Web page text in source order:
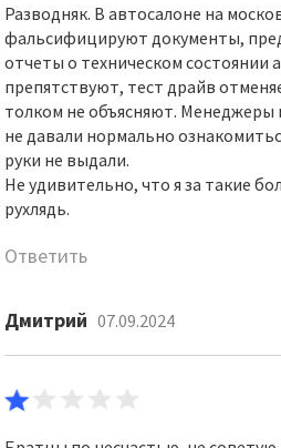
Разводняк. В автосалоне на
фальсифицируют документы,
отчеты о техническом состоянии
препятствуют, тест драйв
толком не объясняют. Менеджеры
не давали нормально
руки не выдали.
Не удивительно, что я за такие
рухлядь.
Ответить
Дмитрий 07.09.2024